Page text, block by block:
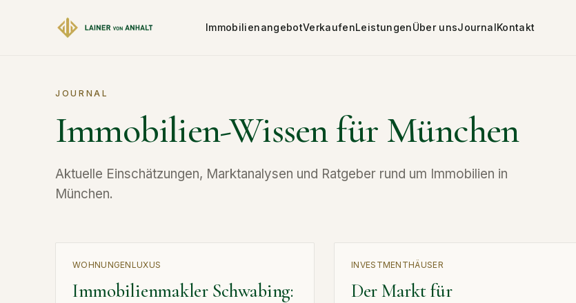
ImmobilienangebotVerkaufenLeistungenÜber unsJournalKontakt
JOURNAL
Immobilien-Wissen für München
Aktuelle Einschätzungen, Marktanalysen und Ratgeber rund um Immobilien in
München.
WOHNUNGENLUXUS
Immobilienmakler Schwabing:
INVESTMENTHÄUSER
Der Markt für